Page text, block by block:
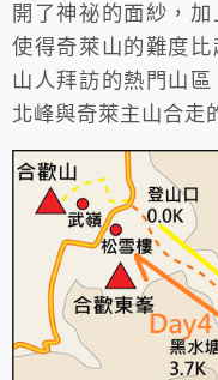
開了神祕的面紗，
使得奇萊山的難度
山人拜訪的熱門山
北峰與奇萊主山合走